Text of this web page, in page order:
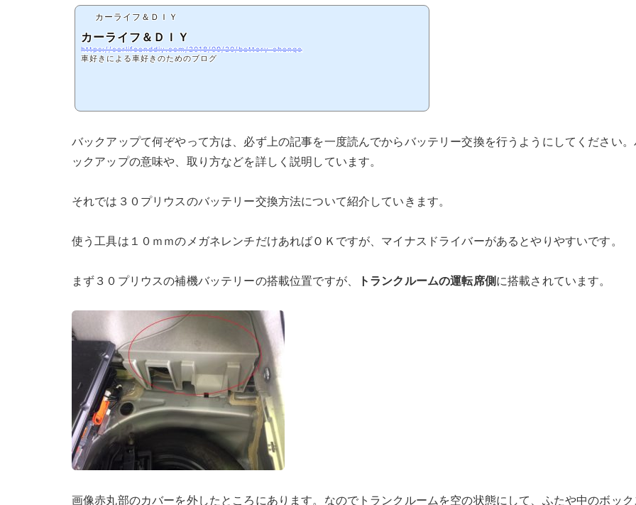
カーライフ＆ＤＩＹ
カーライフ＆ＤＩＹ
https://carlifeanddiy.com/2018/09/20/battery‐change
車好きによる車好きのためのブログ
バックアップて何ぞやって方は、必ず上の記事を一度読んでからバッテリー交換を行うようにしてください
ックアップの意味や、取り方などを詳しく説明しています。
それでは３０プリウスのバッテリー交換方法について紹介していきます。
使う工具は１０ｍｍのメガネレンチだけあればＯＫですが、マイナスドライバーがあるとやりやすいです。
まず３０プリウスの補機バッテリーの搭載位置ですが、 トランクルームの運転席側に搭載されています。
画像赤丸部のカバーを外したところにあります。なのでトランクルームを空の状態にして、ふたや中のボッ